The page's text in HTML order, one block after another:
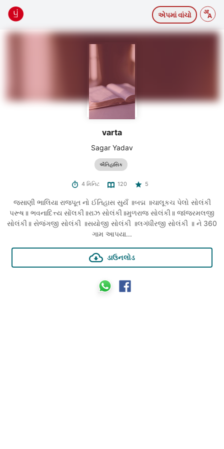
એપમાં વાંચો
varta
Sagar Yadav
ઐતિહાસિક
4 મિનિટ 120 5
જસાણી ભાલિયા રાજપૂત નો ઈતિહાસ સુયઁ ॥બદ્મ ॥ચાલૂકચ પેલો સોલંકી
પરૂષ॥ ભવનાદિત્ત્ય સોંલકી॥રાઝ સોલંકી॥મુળરાજ સોલંકી॥ જાંજરમલજી
સોલંકી॥ સેજંગજી સોલંકી ॥સયોજી સોલંકી ॥લગંધીરજી સોલંકી ॥ ને 360
ગામ આપયા...
ડાઉનલોડ